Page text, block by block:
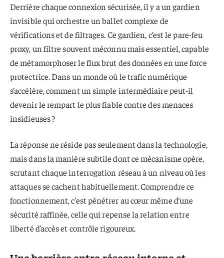
Derrière chaque connexion sécurisée, il y a un gardien
invisible qui orchestre un ballet complexe de
vérifications et de filtrages. Ce gardien, c’est le pare-feu
proxy, un filtre souvent méconnu mais essentiel, capable
de métamorphoser le flux brut des données en une force
protectrice. Dans un monde où le trafic numérique
s’accélère, comment un simple intermédiaire peut-il
devenir le rempart le plus fiable contre des menaces
insidieuses ?
La réponse ne réside pas seulement dans la technologie,
mais dans la manière subtile dont ce mécanisme opère,
scrutant chaque interrogation réseau à un niveau où les
attaques se cachent habituellement. Comprendre ce
fonctionnement, c’est pénétrer au cœur même d’une
sécurité raffinée, celle qui repense la relation entre
liberté d’accès et contrôle rigoureux.